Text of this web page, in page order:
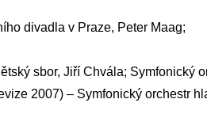
divadla v Praze, Peter Maag;
sbor, Jiří Chvála; Symfonický
2007) – Symfonický orchestr